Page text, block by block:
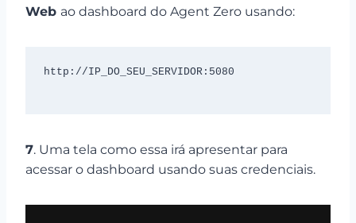
Web ao dashboard do Agent Zero usando:
http://IP_DO_SEU_SERVIDOR:5080
7. Uma tela como essa irá apresentar para
acessar o dashboard usando suas credenciais.